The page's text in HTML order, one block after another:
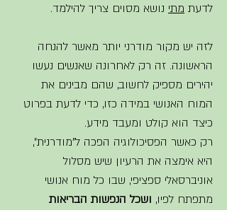
לדעת מתי נושא מסוים צריך להילמד.
לזה יש מקור מודרני יותר מאשר להנחה
הראשונה. זה רק לאחרונה שאנשים נעשו
יהירים מספיק לחשוב, שהם מבינים את
המוח האנושי במידה כזו, כדי לדעת בפרוט
כיצד הוא קולט ומעבד מידע.
רק כאשר הפסיכולוגיה הפכה ל"מודרנית",
היא אימצה את הרעיון שיש מסלול
אוניברסאלי ספציפי, שבו כל מוח אנושי
מתפתח לפיו, ושכל הנפשות הבריאות